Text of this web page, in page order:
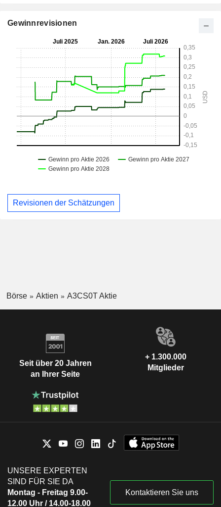
Gewinnrevisionen
Revisionen der Schätzungen
Börse Aktien A3CS0T Aktie
Seit über 20 Jahren
an Ihrer Seite
+ 1.300.000
Mitglieder
UNSERE EXPERTEN
SIND FÜR SIE DA
Montag - Freitag 9.00-
12.00 Uhr / 14.00-18.00
Kontaktieren Sie uns